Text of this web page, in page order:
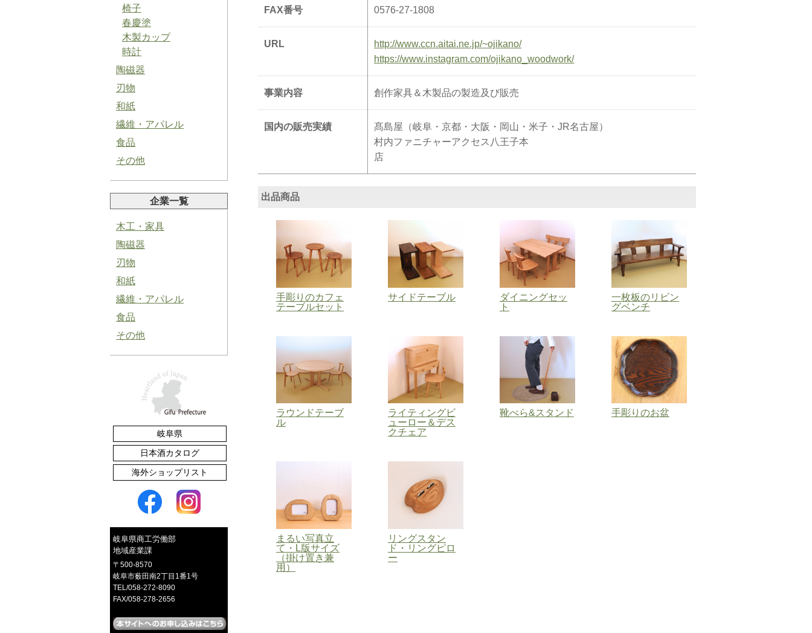
バジルペースト
たくあん漬
赤かぶご飯のとも
イロとカタチの選べるピアス
椅子
春慶塗
木製カップ
時計
陶磁器
刃物
和紙
繊維・アパレル
食品
その他
企業一覧
木工・家具
陶磁器
刃物
和紙
繊維・アパレル
食品
その他
岐阜県
日本酒カタログ
海外ショップリスト
岐阜県商工労働部
地域産業課
〒500-8570
岐阜市薮田南2丁目1番1号
TEL/058-272-8090
FAX/058-278-2656
FAX番号 0576-27-1808
URL
http://www.ccn.aitai.ne.jp/~ojikano/
https://www.instagram.com/ojikano_woodwork/
事業内容 創作家具＆木製品の製造及び販売
国内の販売実績
髙島屋（岐阜・京都・大阪・岡山・米子・JR名古屋）
村内ファニチャーアクセス八王子本
店
出品商品
手彫りのカフェ
テーブルセット
サイドテーブル
ダイニングセッ
ト
一枚板のリビン
グベンチ
ラウンドテーブ
ル
ライティングビ
ューロー＆デス
クチェア
靴べら&スタンド 手彫りのお盆
まるい写真立
て・L版サイズ
（掛け置き兼
用）
リングスタン
ド・リングピロ
ー